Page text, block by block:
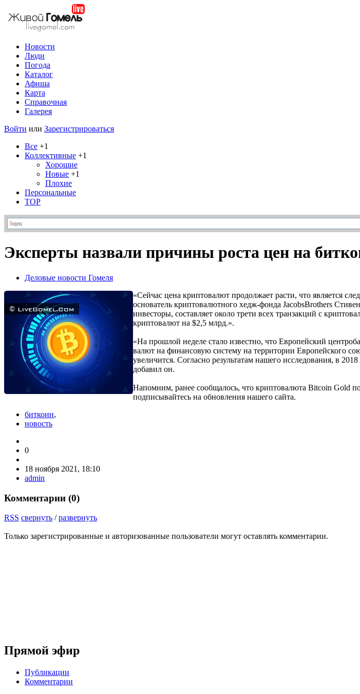
Новости
Люди
Погода
Каталог
Афиша
Карта
Справочная
Галерея
Войти или Зарегистрироваться
Все +1
Коллективные +1
Хорошие
Новые +1
Плохие
Персональные
TOP
Эксперты назвали причины роста цен на
Деловые новости Гомеля
«Сейчас цена криптовалют продолжает расти, что является
основатель криптовалютного хедж-фонда JacobsBrothers
инвесторы, составляет около трети всех транзакций с
криптовалют на $2,5 млрд.».
«На прошлой неделе стало известно, что Европейский
валют на финансовую систему на территории Европейского
увеличится. Согласно результатам нашего исследования, в
добавил он.
Напомним, ранее сообщалось, что криптовалюта Bitcoin Gold
подписывайтесь на обновления нашего сайта.
биткоин,
новость
0
18 ноября 2021, 18:10
admin
Комментарии (0)
RSS свернуть /развернуть
Только зарегистрированные и авторизованные пользователи могут оставлять комментарии.
Прямой эфир
Публикации
Комментарии